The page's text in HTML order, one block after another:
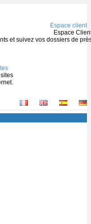
Espace client
Espace
et suivez vos dossiers de